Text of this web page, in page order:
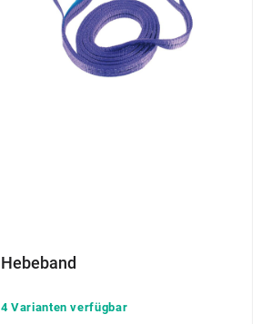
Hebeband
4 Varianten verfügbar